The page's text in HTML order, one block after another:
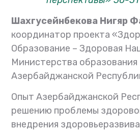
Шахгусейнбекова Нигяр
координатор проекта
Образование – Здоровая
Министерства образования
Азербайджанской
Опыт Азербайджанской
решению проблемы
внедрения